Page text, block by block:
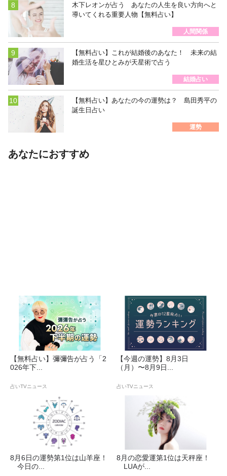
木下レオンが占う あなたの人生を良い方向へと
導いてくれる重要人物【無料占い】
人間関係
【無料占い】これが結婚後のあなた！ 未来の結
婚生活を星ひとみが天星術で占う
結婚占い
【無料占い】あなたの今の運勢は？ 島田秀平の
誕生日占い
運勢
あなたにおすすめ
【無料占い】彌彌告が占う「2
026年下...
占いTVニュース
【今週の運勢】8月3日
（月）〜8月9日...
占いTVニュース
8月6日の運勢第1位は山羊座！
今日の...
8月の恋愛運第1位は天秤座！
LUAが...